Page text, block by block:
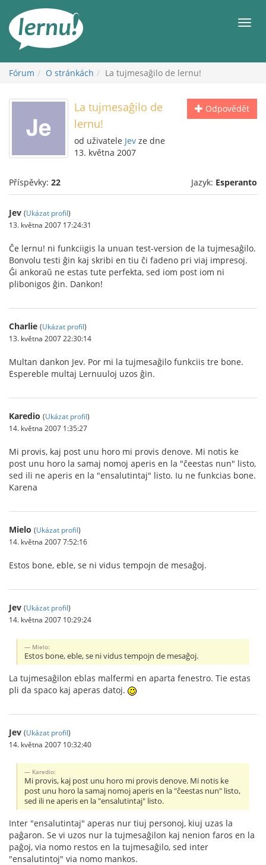
obsahu
Fórum O stránkách La tujmesaĝilo de lernu!
Odpovědět
La tujmesaĝilo de
lernu!
od uživatele Jev ze dne
13. května 2007
Příspěvky: 22 Jazyk: Esperanto
Jev (Ukázat profil)
13. května 2007 17:24:31
Ĉe lernu! ni funkciigis la unuan test-version de la tujmesaĝilo.
Bonvolu testi ĝin kaj skribi en tiu ĉi fadeno pri viaj impresoj.
Ĝi ankoraŭ ne estas tute perfekta, sed iom post iom ni
plibonigos ĝin. Dankon!
Charlie (Ukázat profil)
13. května 2007 22:30:14
Multan dankon Jev. Por mi la tujmesaĝilo funkciis tre bone.
Espereble multaj Lernuuloj uzos ĝin.
Karedio (Ukázat profil)
14. května 2007 1:35:27
Mi provis, kaj post unu horo mi provis denove. Mi notis ke
post unu horo la samaj nomoj aperis en la "ĉeestas nun" listo,
sed ili ne aperis en la "ensalutintaj" listo. Iu ne funkcias bone.
Karena
Mielo (Ukázat profil)
14. května 2007 7:52:16
Estos bone, eble, se ni vidus tempojn de mesaĝoj.
Jev (Ukázat profil)
14. května 2007 10:29:24
Mielo:
Estos bone, eble, se ni vidus tempojn de mesaĝoj.
La tujmesaĝilon eblas malfermi en aparta fenestro. Tie estas
pli da spaco kaj aperas datoj.
Jev (Ukázat profil)
14. května 2007 10:32:40
Karedio:
Mi provis, kaj post unu horo mi provis denove. Mi notis ke
post unu horo la samaj nomoj aperis en la "ĉeestas nun" listo,
sed ili ne aperis en la "ensalutintaj" listo.
Inter "ensalutintaj" aperas nur tiuj personoj, kiuj uzas la
paĝaron. Se vi uzos nur la tujmesaĝilon kaj nenion faros en la
paĝoj, via nomo restos en la tujmesaĝilo, sed inter
"ensalutintoj" via nomo mankos.